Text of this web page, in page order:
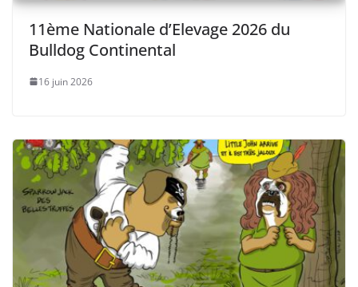
11ème Nationale d’Elevage 2026 du
Bulldog Continental
16 juin 2026